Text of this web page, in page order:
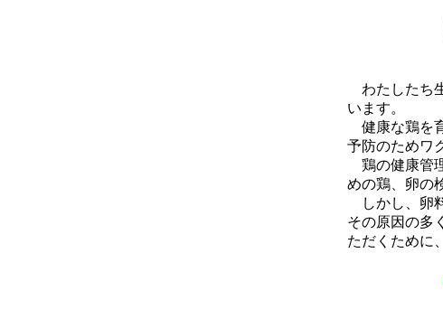
わたしたち
います。
健康な鶏を
予防のためワ
鶏の健康管
めの鶏、卵の
しかし、卵
その原因の多
ただくために